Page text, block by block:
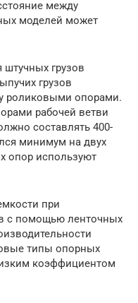
между
моделей может
грузов
грузов
роликовыми опорами.
рабочей ветви
составлять 400-
минимум на двух
опор используют
при
с помощью ленточных
типы опорных
коэффициентом